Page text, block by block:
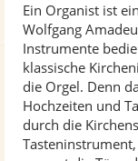
Ein Organist ist
Wolfgang
Instrumente
klassische
die Orgel. Denn
Hochzeiten und
durch die